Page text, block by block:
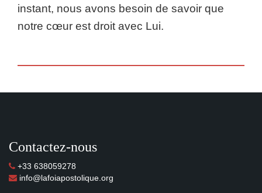
instant, nous avons besoin de savoir que
notre cœur est droit avec Lui.
Contactez-nous
+33 638059278
info@lafoiapostolique.org